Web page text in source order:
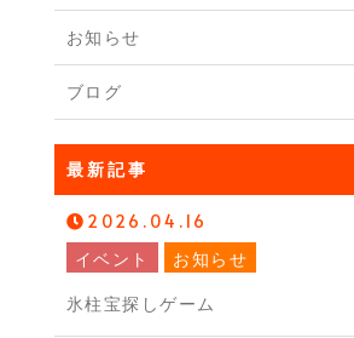
お知らせ
ブログ
最新記事
2026.04.16
イベント お知らせ
氷柱宝探しゲーム